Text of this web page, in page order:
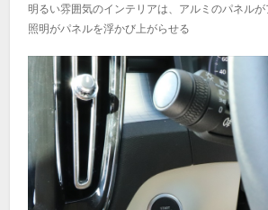
明るい雰囲気のインテリアは、アルミのパネル
照明がパネルを浮かび上がらせる